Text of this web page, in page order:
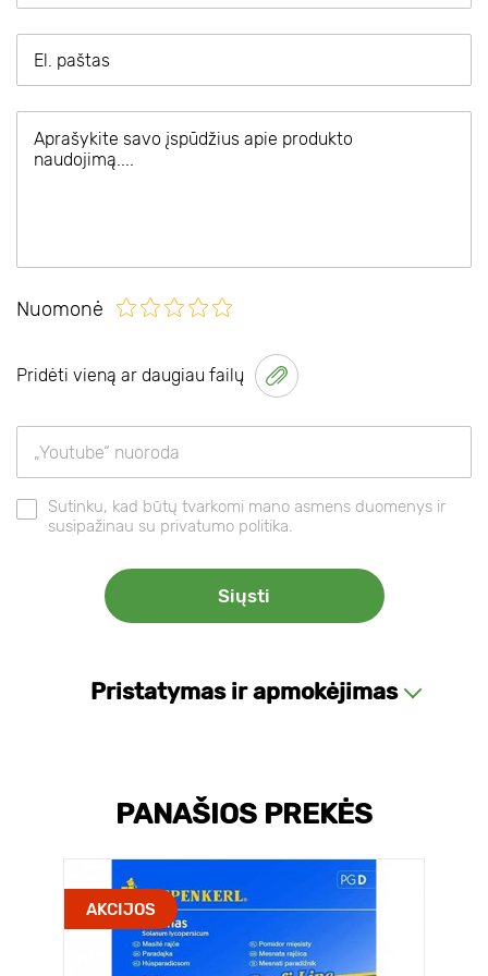
Nuomonė
Pridėti vieną ar daugiau failų
Sutinku, kad būtų tvarkomi mano asmens duomenys ir
susipažinau su privatumo politika.
Pristatymas ir apmokėjimas
PANAŠIOS PREKĖS
AKCIJOS